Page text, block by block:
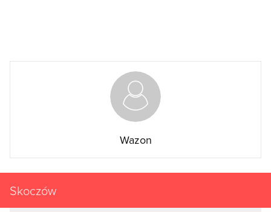
Wazon
Skoczów